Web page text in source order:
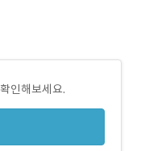
인해보세요.